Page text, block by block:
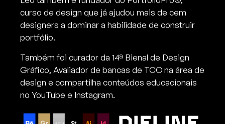
curso de design que já ajudou mais de cem
designers a dominar a habilidade de construir
portfólio.
Também foi curador da 14ª Bienal de Design
Gráfico, Avaliador de bancas de TCC na área de
design e compartilha conteúdos educacionais
no YouTube e Instagram.